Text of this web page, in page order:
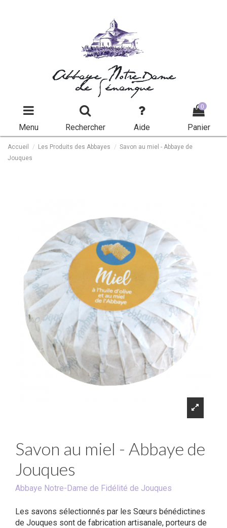
Abbaye Notre-Dame
de Sénanque
Menu Rechercher Aide
0
Panier
Accueil Les Produits des Abbayes
Savon au miel - Abbaye de
Jouques
Savon au miel - Abbaye de
Jouques
Abbaye Notre-Dame de Fidélité de Jouques
Les savons sélectionnés par les Sœurs bénédictines
de Jouques sont de fabrication artisanale, porteurs de